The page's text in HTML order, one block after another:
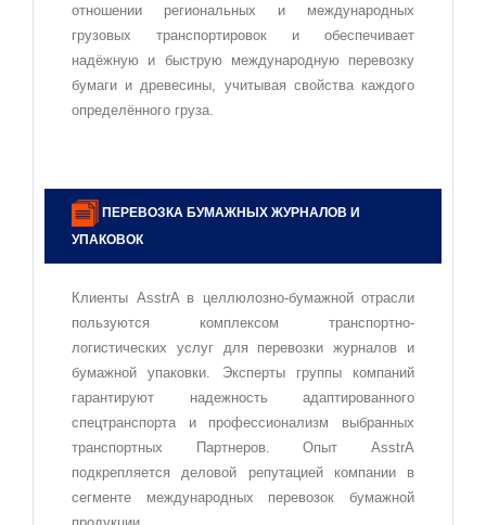
отношении региональных и международных
грузовых транспортировок и обеспечивает
надёжную и быструю международную перевозку
бумаги и древесины, учитывая свойства каждого
определённого груза.
ПЕРЕВОЗКА БУМАЖНЫХ ЖУРНАЛОВ И
УПАКОВОК
Клиенты AsstrA в целлюлозно-бумажной отрасли
пользуются комплексом транспортно-
логистических услуг для перевозки журналов и
бумажной упаковки. Эксперты группы компаний
гарантируют надежность адаптированного
спецтранспорта и профессионализм выбранных
транспортных Партнеров. Опыт AsstrA
подкрепляется деловой репутацией компании в
сегменте международных перевозок бумажной